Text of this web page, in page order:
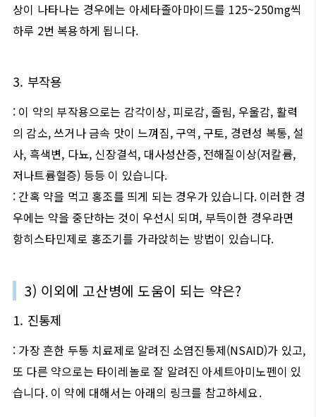
상이 나타나는 경우에는 아세타졸아마이드를 125~250mg씩
하루 2번 복용하게 됩니다.
3. 부작용
: 이 약의 부작용으로는 감각이상, 피로감, 졸림, 우울감, 활력
의 감소,쓰거나 금속 맛이 느껴짐, 구역, 구토, 경련성 복통, 설
사, 흑색변, 다뇨, 신장결석, 대사성산증, 전해질이상(저칼륨,
저나트륨혈증) 등등 이 있습니다.
: 간혹 약을 먹고 홍조를 띄게 되는 경우가 있습니다. 이러한 경
우에는 약을 중단하는 것이 우선시 되며, 부득이한 경우라면
항히스타민제로 홍조기를 가라앉히는 방법이 있습니다.
3) 이외에 고산병에 도움이 되는 약은?
1. 진통제
: 가장 흔한 두통 치료제로 알려진 소염진통제(NSAID)가 있고,
또 다른 약으로는 타이레놀로 잘 알려진 아세트아미노펜이 있
습니다. 이 약에 대해서는 아래의 링크를 참고하세요.